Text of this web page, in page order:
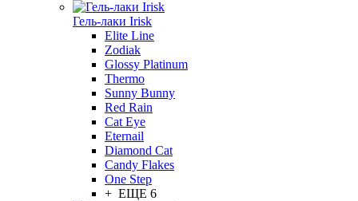
Гель-лаки Irisk
Elite Line
Zodiak
Glossy Platinum
Thermo
Sunny Bunny
Red Rain
Cat Eye
Eternail
Diamond Cat
Candy Flakes
One Step
+ ЕЩЕ 6